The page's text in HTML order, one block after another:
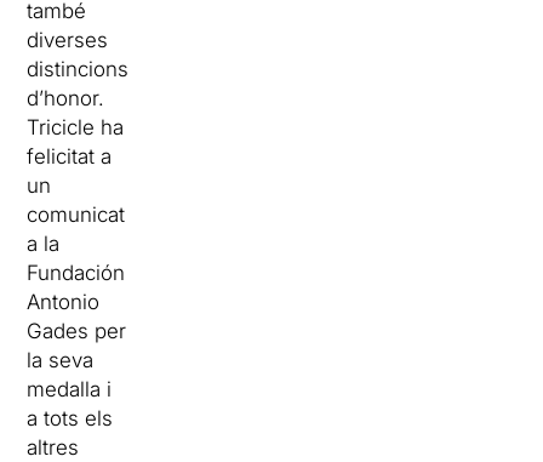
també
diverses
distincions
d’honor.
Tricicle ha
felicitat a
un
comunicat
a la
Fundación
Antonio
Gades per
la seva
medalla i
a tots els
altres